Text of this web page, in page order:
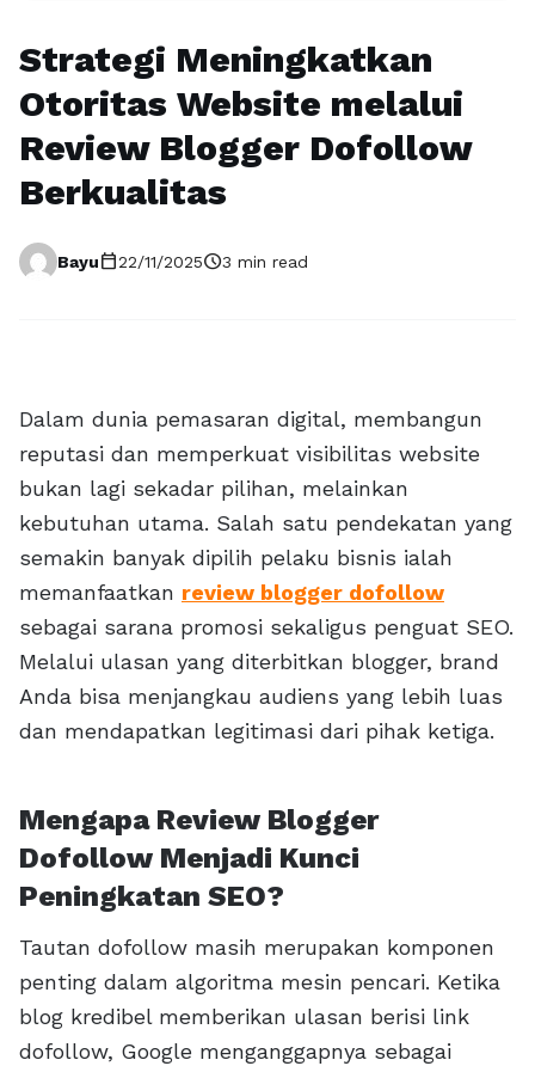
Strategi Meningkatkan
Otoritas Website melalui
Review Blogger Dofollow
Berkualitas
Bayucalendar_today22/11/2025schedule3 min read
Dalam dunia pemasaran digital, membangun
reputasi dan memperkuat visibilitas website
bukan lagi sekadar pilihan, melainkan
kebutuhan utama. Salah satu pendekatan yang
semakin banyak dipilih pelaku bisnis ialah
memanfaatkan review blogger dofollow
sebagai sarana promosi sekaligus penguat SEO.
Melalui ulasan yang diterbitkan blogger, brand
Anda bisa menjangkau audiens yang lebih luas
dan mendapatkan legitimasi dari pihak ketiga.
Mengapa Review Blogger
Dofollow Menjadi Kunci
Peningkatan SEO?
Tautan dofollow masih merupakan komponen
penting dalam algoritma mesin pencari. Ketika
blog kredibel memberikan ulasan berisi link
dofollow, Google menganggapnya sebagai